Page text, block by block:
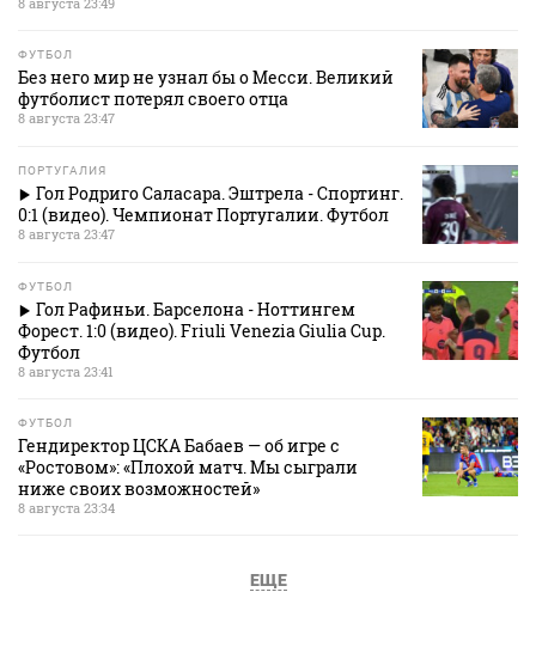
ФУТБОЛ
Без него мир не узнал бы о Месси. Великий
футболист потерял своего отца
8 августа 23:47
ПОРТУГАЛИЯ
Гол Родриго Саласара. Эштрела - Спортинг.
0:1 (видео). Чемпионат Португалии. Футбол
8 августа 23:47
ФУТБОЛ
Гол Рафиньи. Барселона - Ноттингем
Форест. 1:0 (видео). Friuli Venezia Giulia Cup.
Футбол
8 августа 23:41
ФУТБОЛ
Гендиректор ЦСКА Бабаев — об игре с
«Ростовом»: «Плохой матч. Мы сыграли
ниже своих возможностей»
8 августа 23:34
ЕЩЕ